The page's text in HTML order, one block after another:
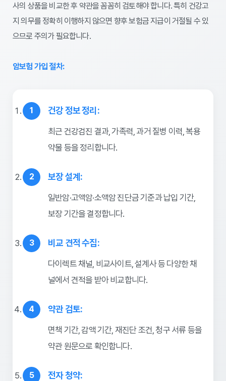
사의 상품을 비교한 후 약관을 꼼꼼히 검토해야 합니다. 특히 건강고
지 의무를 정확히 이행하지 않으면 향후 보험금 지급이 거절될 수 있
으므로 주의가 필요합니다.
암보험 가입 절차:
건강 정보 정리:
최근 건강검진 결과, 가족력, 과거 질병 이력, 복용
약물 등을 정리합니다.
보장 설계:
일반암·고액암·소액암 진단금 기준과 납입 기간,
보장 기간을 결정합니다.
비교 견적 수집:
다이렉트 채널, 비교사이트, 설계사 등 다양한 채
널에서 견적을 받아 비교합니다.
약관 검토:
면책 기간, 감액 기간, 재진단 조건, 청구 서류 등을
약관 원문으로 확인합니다.
전자 청약: